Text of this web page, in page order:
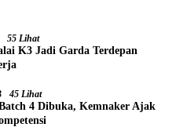
55 Lihat
K3 Jadi Garda Terdepan
45 Lihat
4 Dibuka, Kemnaker Ajak